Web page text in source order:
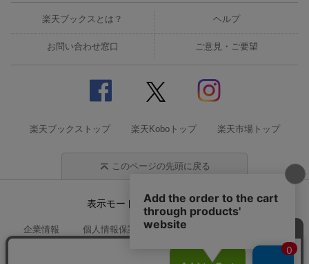
楽天ブックスとは？ ヘルプ
お問い合わせ窓口 ご意見・ご要望
楽天ブックストップ 楽天Koboトップ 楽天市場トップ
このページの先頭に戻る
表示モード モバイル PC
企業情報 個人情報保護方針
特定商取引法に基づく表記
サステナビリティ